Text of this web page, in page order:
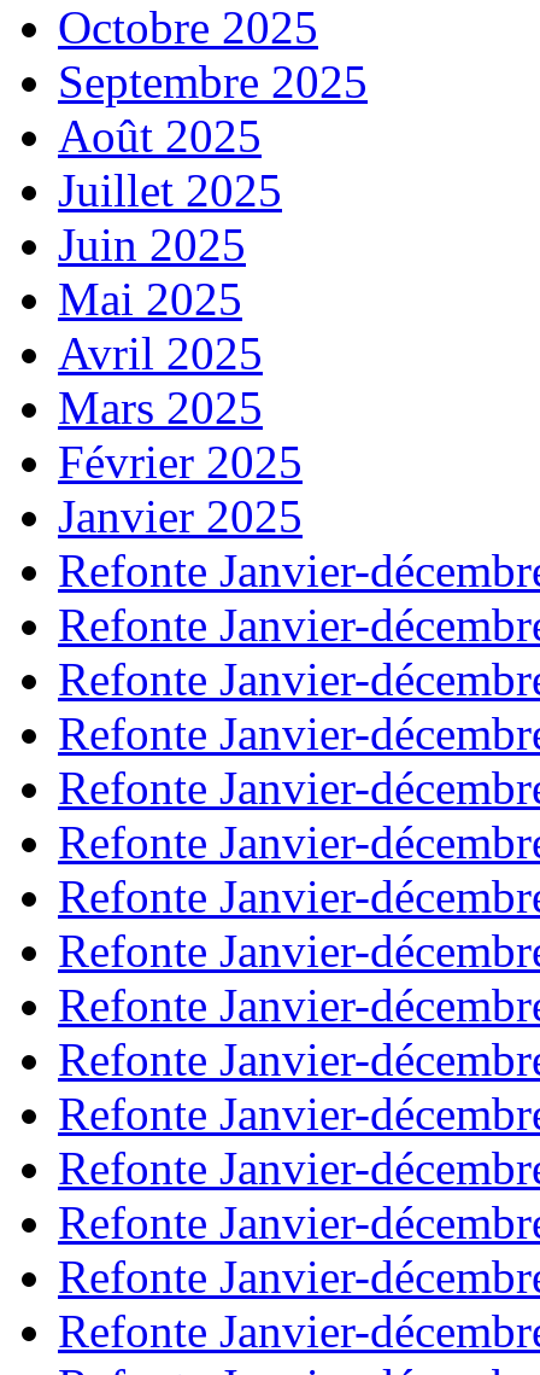
Octobre 2025
Septembre 2025
Août 2025
Juillet 2025
Juin 2025
Mai 2025
Avril 2025
Mars 2025
Février 2025
Janvier 2025
Refonte Janvier-
Refonte Janvier-
Refonte Janvier-
Refonte Janvier-
Refonte Janvier-
Refonte Janvier-
Refonte Janvier-
Refonte Janvier-
Refonte Janvier-
Refonte Janvier-
Refonte Janvier-
Refonte Janvier-
Refonte Janvier-
Refonte Janvier-
Refonte Janvier-